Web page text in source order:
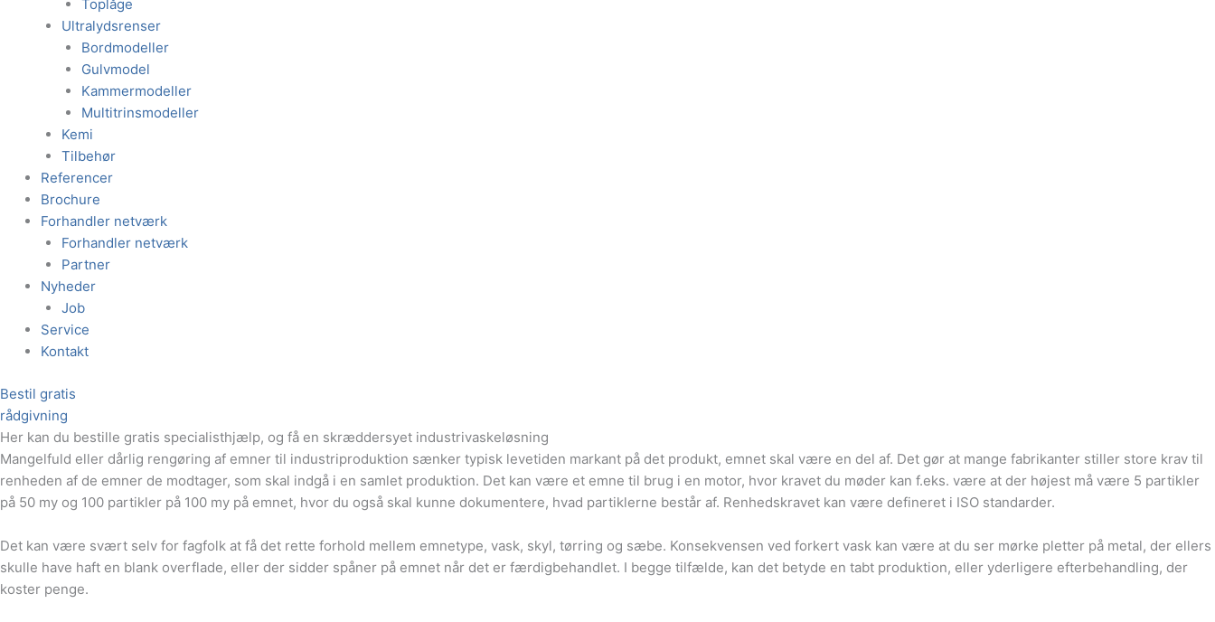
Toplåge
Ultralydsrenser
Bordmodeller
Gulvmodel
Kammermodeller
Multitrinsmodeller
Kemi
Tilbehør
Referencer
Brochure
Forhandler netværk
Forhandler netværk
Partner
Nyheder
Job
Service
Kontakt
Bestil gratis
rådgivning
Her kan du bestille gratis specialisthjælp, og få en skræddersyet industrivaskeløsning
Mangelfuld eller dårlig rengøring af emner til industriproduktion sænker typisk levetiden markant på det produkt, emnet skal være en del af. Det gør at mange fabrikanter stiller store krav til
renheden af de emner de modtager, som skal indgå i en samlet produktion. Det kan være et emne til brug i en motor, hvor kravet du møder kan f.eks. være at der højest må være 5 partikler
på 50 my og 100 partikler på 100 my på emnet, hvor du også skal kunne dokumentere, hvad partiklerne består af. Renhedskravet kan være defineret i ISO standarder.
Det kan være svært selv for fagfolk at få det rette forhold mellem emnetype, vask, skyl, tørring og sæbe. Konsekvensen ved forkert vask kan være at du ser mørke pletter på metal, der ellers
skulle have haft en blank overflade, eller der sidder spåner på emnet når det er færdigbehandlet. I begge tilfælde, kan det betyde en tabt produktion, eller yderligere efterbehandling, der
koster penge.